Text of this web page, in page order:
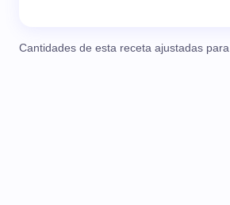
Cantidades de esta receta ajustadas para